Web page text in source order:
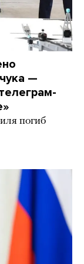
—
погиб